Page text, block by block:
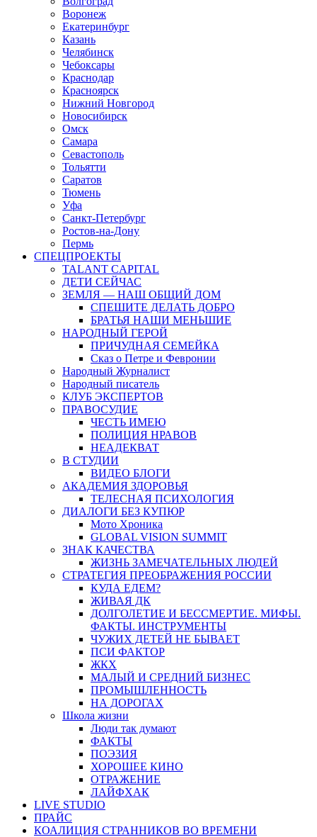
Воронеж
Екатеринбург
Казань
Челябинск
Чебоксары
Краснодар
Красноярск
Нижний Новгород
Новосибирск
Омск
Самара
Севастополь
Тольятти
Саратов
Тюмень
Уфа
Санкт-Петербург
Ростов-на-Дону
Пермь
СПЕЦПРОЕКТЫ
TALANT CAPITAL
ДЕТИ СЕЙЧАС
ЗЕМЛЯ — НАШ ОБЩИЙ ДОМ
СПЕШИТЕ ДЕЛАТЬ ДОБРО
БРАТЬЯ НАШИ МЕНЬШИЕ
НАРОДНЫЙ ГЕРОЙ
ПРИЧУДНАЯ СЕМЕЙКА
Сказ о Петре и Февронии
Народный Журналист
Народный писатель
КЛУБ ЭКСПЕРТОВ
ПРАВОСУДИЕ
ЧЕСТЬ ИМЕЮ
ПОЛИЦИЯ НРАВОВ
НЕАДЕКВАТ
В СТУДИИ
ВИДЕО БЛОГИ
АКАДЕМИЯ ЗДОРОВЬЯ
ТЕЛЕСНАЯ ПСИХОЛОГИЯ
ДИАЛОГИ БЕЗ КУПЮР
Мото Хроника
GLOBAL VISION SUMMIT
ЗНАК КАЧЕСТВА
ЖИЗНЬ ЗАМЕЧАТЕЛЬНЫХ ЛЮДЕЙ
СТРАТЕГИЯ ПРЕОБРАЖЕНИЯ РОССИИ
КУДА ЕДЕМ?
ЖИВАЯ ДК
ДОЛГОЛЕТИЕ И БЕССМЕРТИЕ. МИФЫ.
ФАКТЫ. ИНСТРУМЕНТЫ
ЧУЖИХ ДЕТЕЙ НЕ БЫВАЕТ
ПСИ ФАКТОР
ЖКХ
МАЛЫЙ И СРЕДНИЙ БИЗНЕС
ПРОМЫШЛЕННОСТЬ
НА ДОРОГАХ
Школа жизни
Люди так думают
ФАКТЫ
ПОЭЗИЯ
ХОРОШЕЕ КИНО
ОТРАЖЕНИЕ
ЛАЙФХАК
LIVE STUDIO
ПРАЙС
КОАЛИЦИЯ СТРАННИКОВ ВО ВРЕМЕНИ